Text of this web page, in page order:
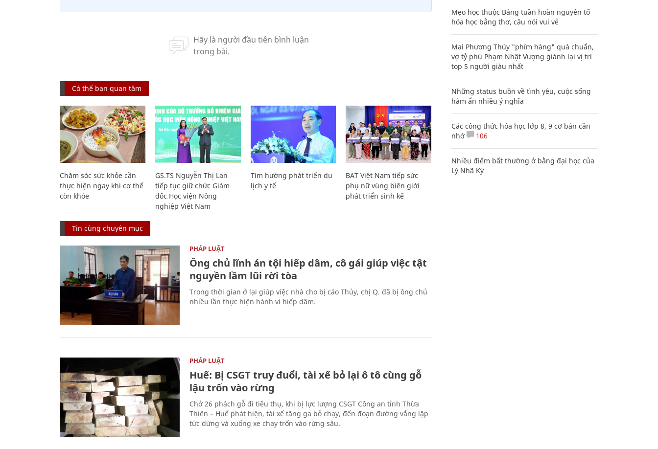
Có thể bạn quan tâm
Chăm sóc sức khỏe cần
thực hiện ngay khi cơ thể
còn khỏe
GS.TS Nguyễn Thị Lan
tiếp tục giữ chức Giám
đốc Học viện Nông
nghiệp Việt Nam
Tìm hướng phát triển du
lịch y tế
BAT Việt Nam tiếp sức
phụ nữ vùng biên giới
phát triển sinh kế
Tin cùng chuyên mục
PHÁP LUẬT
Ông chủ lĩnh án tội hiếp dâm, cô gái giúp việc tật
nguyền lầm lũi rời tòa
Trong thời gian ở lại giúp việc nhà cho bị cáo Thủy, chị Q. đã bị ông chủ
nhiều lần thực hiện hành vi hiếp dâm.
PHÁP LUẬT
Huế: Bị CSGT truy đuổi, tài xế bỏ lại ô tô cùng gỗ
lậu trốn vào rừng
Chở 26 phách gỗ đi tiêu thụ, khi bị lực lượng CSGT Công an tỉnh Thừa
Thiên – Huế phát hiện, tài xế tăng ga bỏ chạy, đến đoạn đường vắng lập
tức dừng và xuống xe chạy trốn vào rừng sâu.
Mẹo học thuộc Bảng tuần hoàn nguyên tố
hóa học bằng thơ, câu nói vui vẻ
Mai Phương Thúy "phím hàng" quá chuẩn,
vợ tỷ phú Phạm Nhật Vượng giành lại vị trí
top 5 người giàu nhất
Những status buồn về tình yêu, cuộc sống
hàm ẩn nhiều ý nghĩa
Các công thức hóa học lớp 8, 9 cơ bản cần
nhớ
106
Nhiều điểm bất thường ở bằng đại học của
Lý Nhã Kỳ